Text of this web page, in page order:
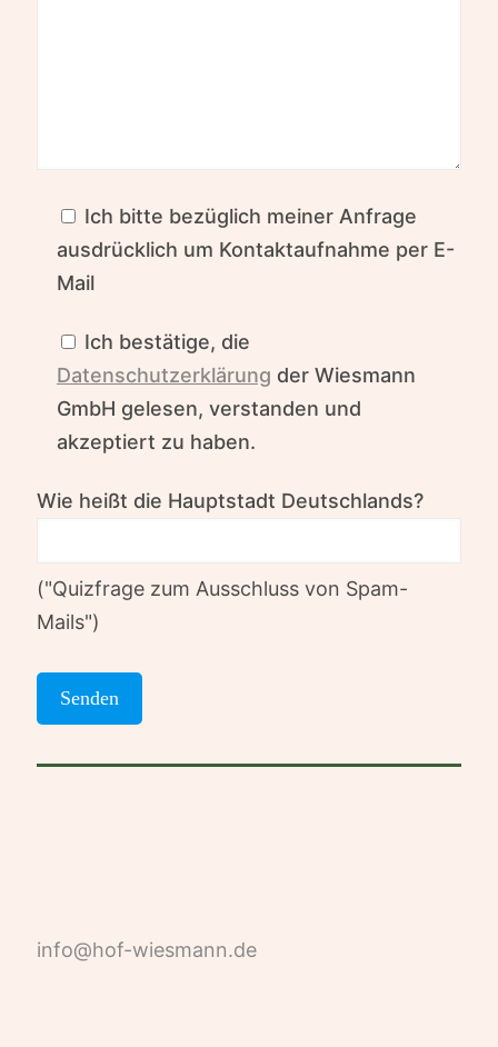
Ich bitte bezüglich meiner Anfrage
ausdrücklich um Kontaktaufnahme per E-
Mail
Ich bestätige, die
Datenschutzerklärung der Wiesmann
GmbH gelesen, verstanden und
akzeptiert zu haben.
Wie heißt die Hauptstadt Deutschlands?
("Quizfrage zum Ausschluss von Spam-
Mails")
info@hof-wiesmann.de